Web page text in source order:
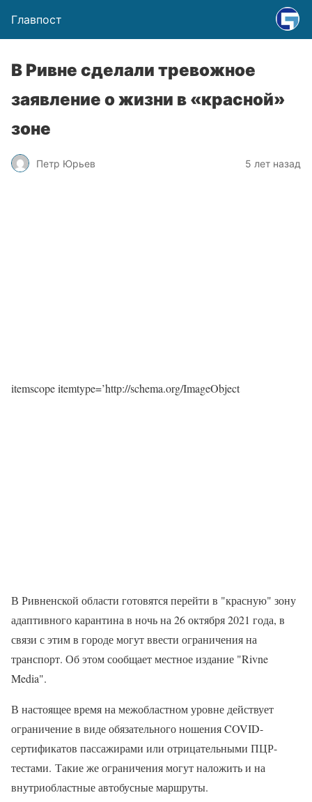
Главпост
В Ривне сделали тревожное
заявление о жизни в «красной»
зоне
Петр Юрьев 5 лет назад
itemscope itemtype=’http://schema.org/ImageObject
В Ривненской области готовятся перейти в "красную" зону
адаптивного карантина в ночь на 26 октября 2021 года, в
связи с этим в городе могут ввести ограничения на
транспорт. Об этом сообщает местное издание "Rivne
Media".
В настоящее время на межобластном уровне действует
ограничение в виде обязательного ношения COVID-
сертификатов пассажирами или отрицательными ПЦР-
тестами. Такие же ограничения могут наложить и на
внутриобластные автобусные маршруты.